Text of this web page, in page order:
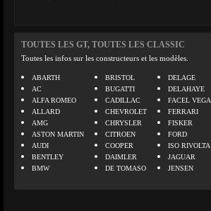
TOUTES LES GT, TOUTES LES CLASSIC
Toutes les infos sur les constructeurs et les modèles.
ABARTH
AC
ALFA ROMEO
ALLARD
AMG
ASTON MARTIN
AUDI
BENTLEY
BMW
BRISTOL
BUGATTI
CADILLAC
CHEVROLET
CHRYSLER
CITROEN
COOPER
DAIMLER
DE TOMASO
DELAGE
DELAHAYE
FACEL VEGA
FERRARI
FISKER
FORD
ISO RIVOLTA
JAGUAR
JENSEN